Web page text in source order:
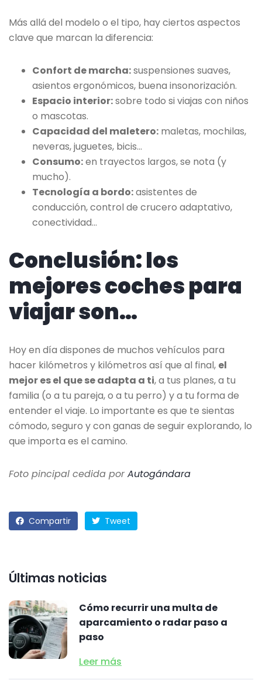
Más allá del modelo o el tipo, hay ciertos aspectos
clave que marcan la diferencia:
Confort de marcha:suspensiones suaves,
asientos ergonómicos, buena insonorización.
Espacio interior:sobre todo si viajas con niños
o mascotas.
Capacidad del maletero: maletas, mochilas,
neveras, juguetes, bicis…
Consumo:en trayectos largos, se nota (y
mucho).
Tecnología a bordo:asistentes de
conducción, control de crucero adaptativo,
conectividad…
Conclusión: los
mejores coches para
viajar son…
Hoy en día dispones de muchos vehículos para
hacer kilómetros y kilómetros así que al final, el
mejor es el que se adapta a ti, a tus planes, a tu
familia (o a tu pareja, o a tu perro) y a tu forma de
entender el viaje. Lo importante es que te sientas
cómodo, seguro y con ganas de seguir explorando, lo
que importa es el camino.
Foto pincipal cedida porAutogándara
Compartir Tweet
Últimas noticias
Cómo recurrir una multa de
aparcamiento o radar paso a
paso
Leer más